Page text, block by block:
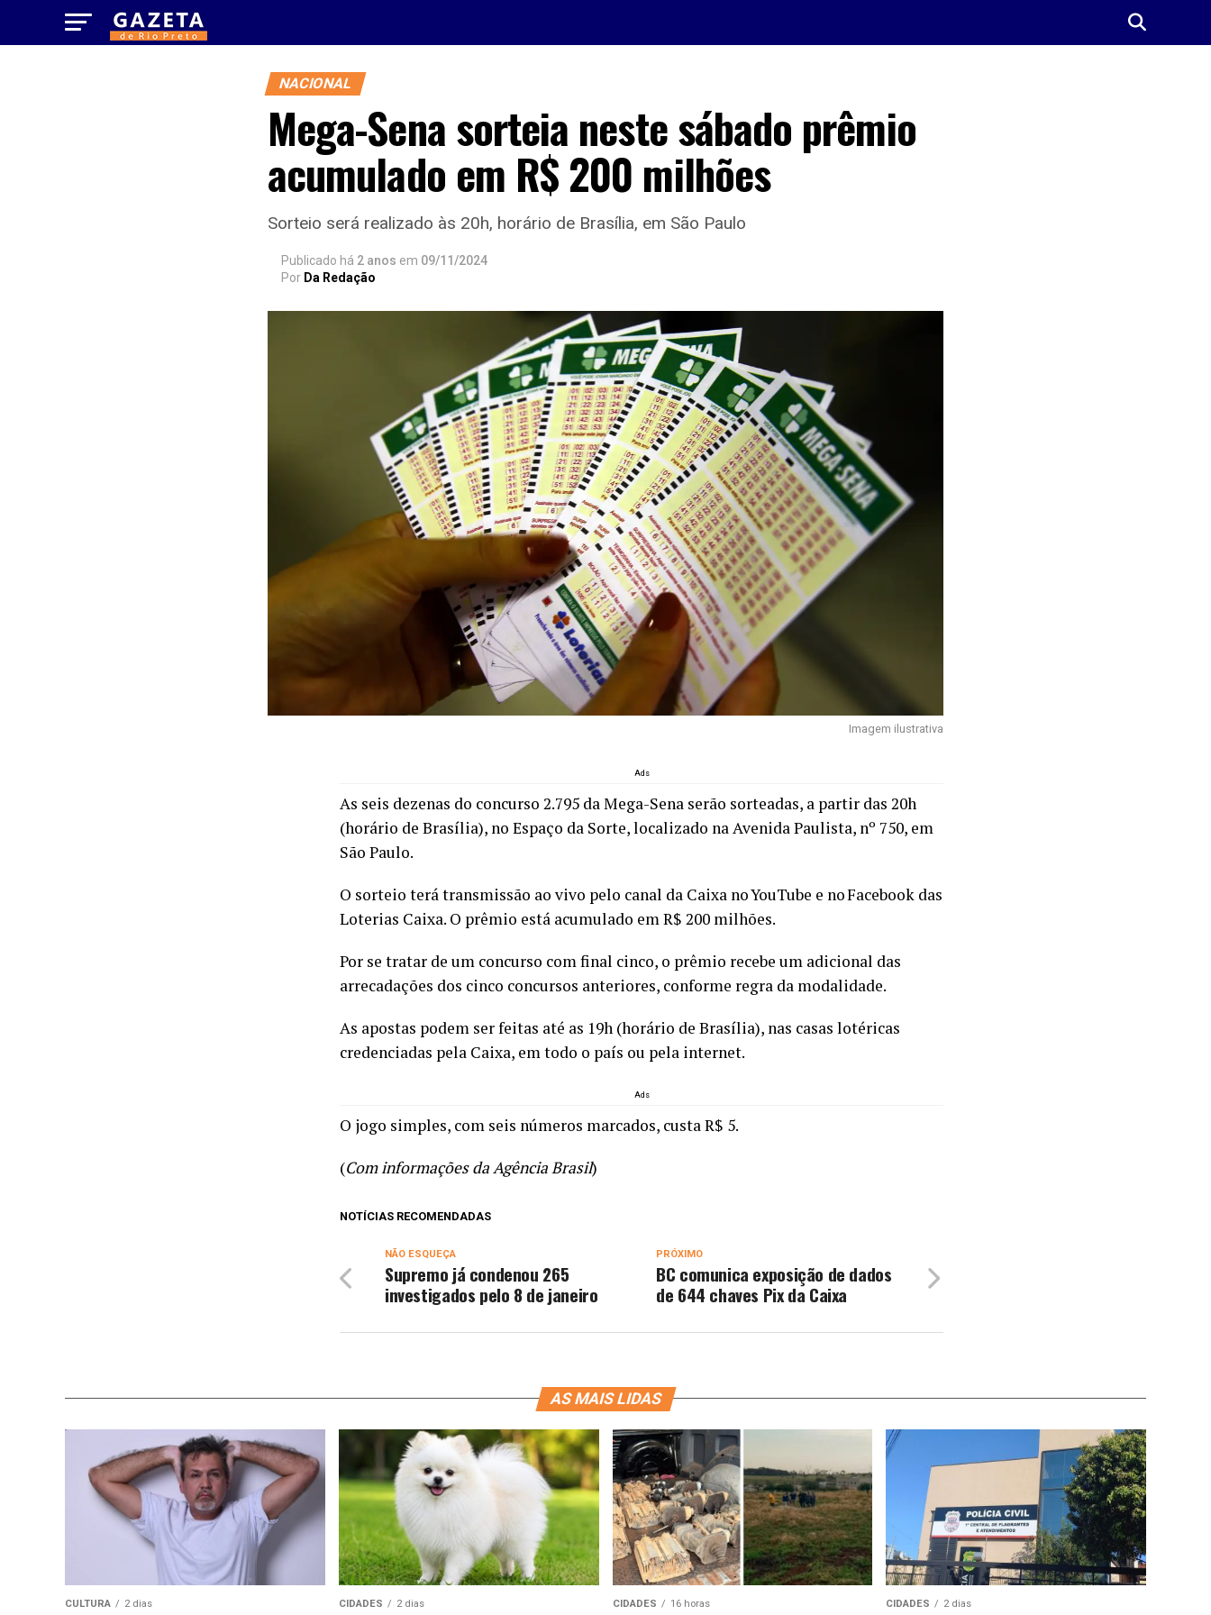
NACIONAL
Mega-Sena sorteia neste sábado prêmio
acumulado em R$ 200 milhões
Sorteio será realizado às 20h, horário de Brasília, em São Paulo
Publicado há 2 anos em 09/11/2024
Por Da Redação
Imagem ilustrativa
Ads
As seis dezenas do concurso 2.795 da Mega-Sena serão sorteadas, a partir das 20h
(horário de Brasília), no Espaço da Sorte, localizado na Avenida Paulista, nº 750, em
São Paulo.
O sorteio terá transmissão ao vivo pelo canal da Caixa no YouTube e no Facebook das
Loterias Caixa. O prêmio está acumulado em R$ 200 milhões.
Por se tratar de um concurso com final cinco, o prêmio recebe um adicional das
arrecadações dos cinco concursos anteriores, conforme regra da modalidade.
As apostas podem ser feitas até as 19h (horário de Brasília), nas casas lotéricas
credenciadas pela Caixa, em todo o país ou pela internet.
Ads
O jogo simples, com seis números marcados, custa R$ 5.
(Com informações da Agência Brasil)
NOTÍCIAS RECOMENDADAS
PRÓXIMO
BC comunica exposição de dados
de 644 chaves Pix da Caixa
NÃO ESQUEÇA
Supremo já condenou 265
investigados pelo 8 de janeiro
AS MAIS LIDAS
CULTURA 2 dias CIDADES 2 dias CIDADES 16 horas CIDADES 2 dias